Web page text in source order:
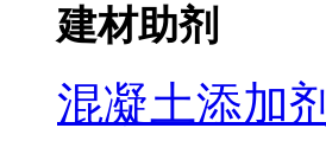
建材助剂
混凝土添加剂